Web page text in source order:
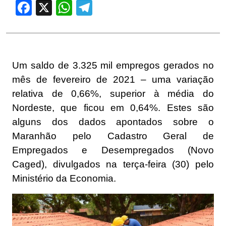
Facebook WhatsApp
Um saldo de 3.325 mil empregos gerados no
mês de fevereiro de 2021 – uma variação
relativa de 0,66%, superior à média do
Nordeste, que ficou em 0,64%. Estes são
alguns dos dados apontados sobre o
Maranhão pelo Cadastro Geral de
Empregados e Desempregados (Novo
Caged), divulgados na terça-feira (30) pelo
Ministério da Economia.